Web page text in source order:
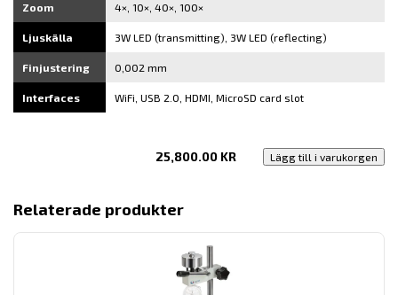
Zoom 4×, 10×, 40×, 100×
Ljuskälla 3W LED (transmitting), 3W LED (reflecting)
Finjustering 0,002 mm
Interfaces WiFi, USB 2.0, HDMI, MicroSD card slot
25,800.00 KR Lägg till i varukorgen
Relaterade produkter